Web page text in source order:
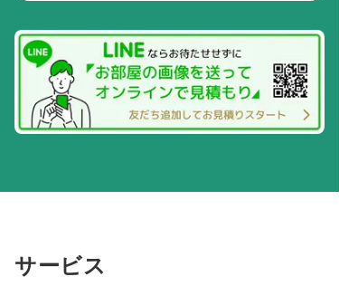
サービス